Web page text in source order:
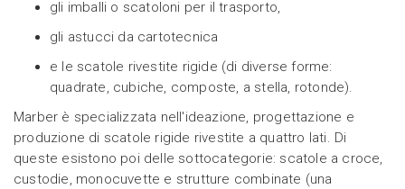
gli imballi o scatoloni per il trasporto,
gli astucci da cartotecnica
e le scatole rivestite rigide (di diverse forme:
quadrate, cubiche, composte, a stella, rotonde).
Marber è specializzata nell'ideazione, progettazione e
produzione di scatole rigide rivestite a quattro lati. Di
queste esistono poi delle sottocategorie: scatole a croce,
custodie, monocuvette e strutture combinate (una